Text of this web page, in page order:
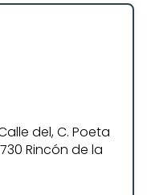
del, C. Poeta
Rincón de la